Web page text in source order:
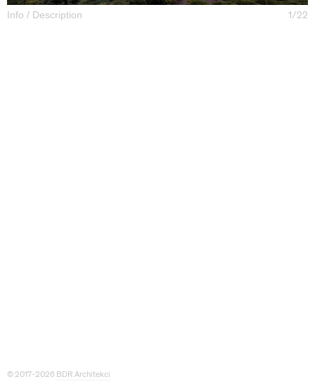
Info / Description 1/22
© 2017-2026 BDR Architekci